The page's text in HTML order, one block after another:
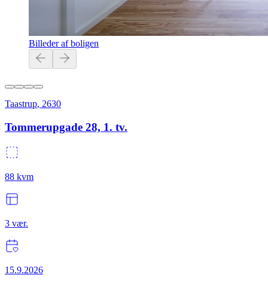
Billeder af boligen
Taastrup, 2630
Tommerupgade 28, 1. tv.
88 kvm
3 vær.
15.9.2026